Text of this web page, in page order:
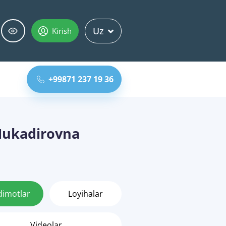
Kirish Uz
+99871 237 19 36
Loyihalar